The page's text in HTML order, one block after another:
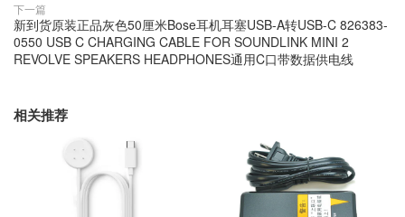
下一篇
新到货原装正品灰色50厘米Bose耳机耳塞USB-A转USB-C 826383-
0550 USB C CHARGING CABLE FOR SOUNDLINK MINI 2
REVOLVE SPEAKERS HEADPHONES通用C口带数据供电线
相关推荐